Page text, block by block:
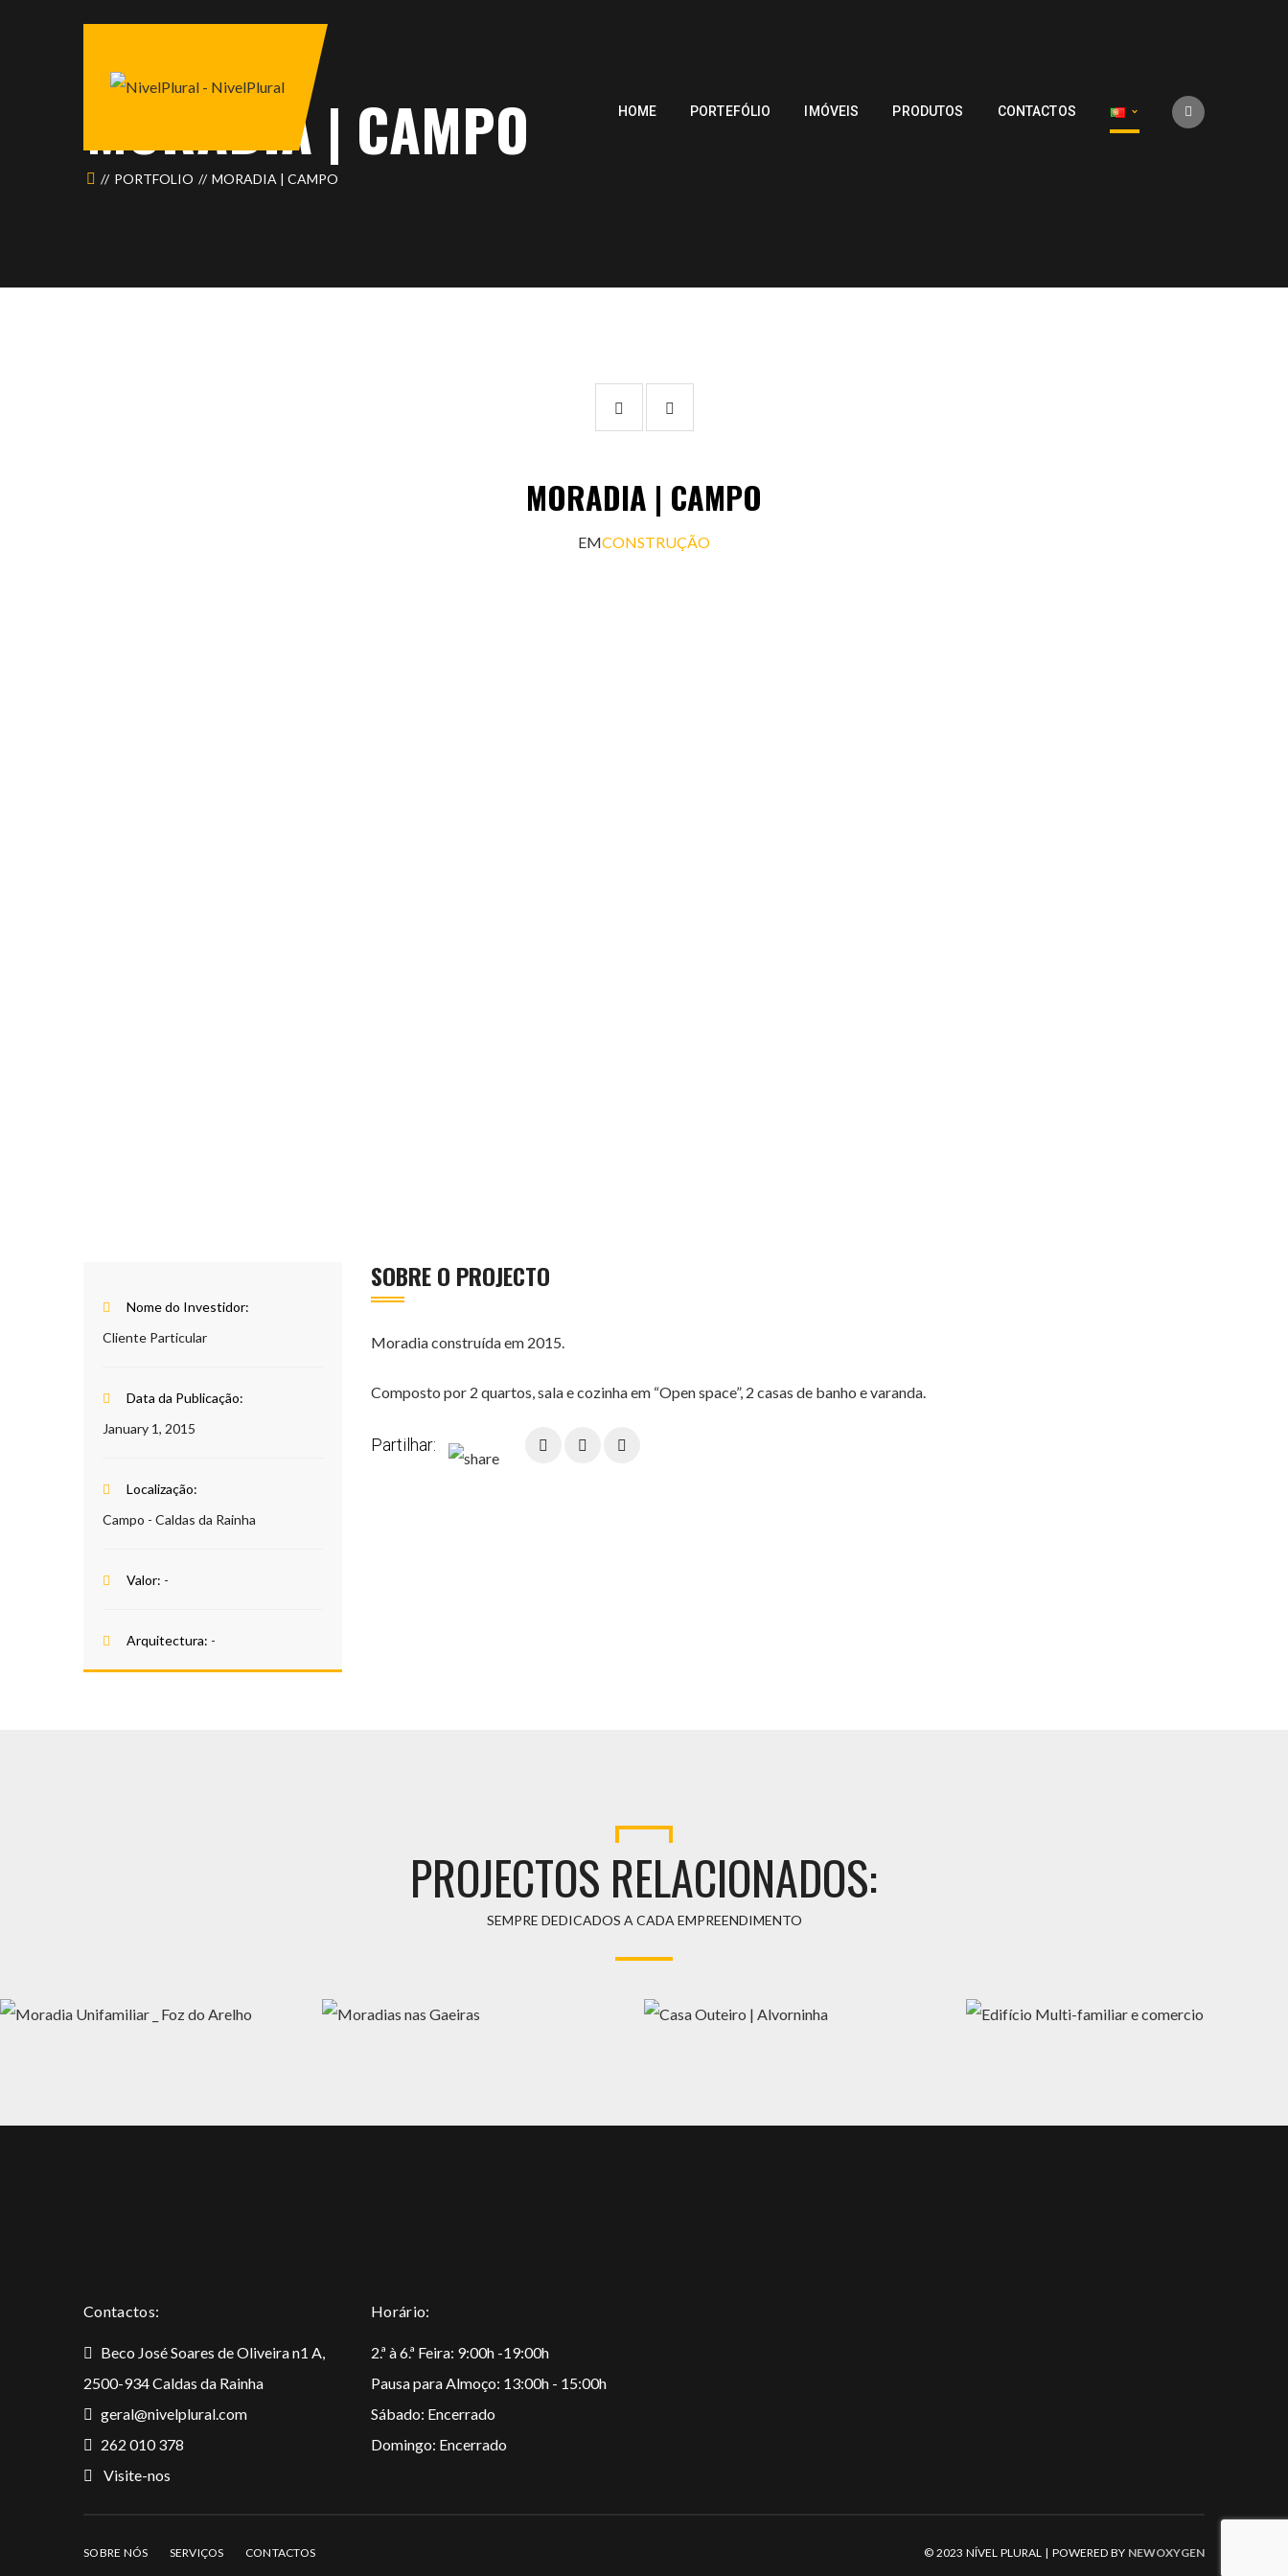
HOME PORTEFÓLIO IMÓVEIS PRODUTOS CONTACTOS
MORADIA | CAMPO
PORTFOLIO MORADIA | CAMPO
MORADIA | CAMPO
EMCONSTRUÇÃO
Nome do Investidor:
Cliente Particular
Data da Publicação:
January 1, 2015
Localização:
Campo - Caldas da Rainha
Valor: -
Arquitectura: -
SOBRE O PROJECTO
Moradia construída em 2015.
Composto por 2 quartos, sala e cozinha em “Open space”, 2 casas de banho e varanda.
Partilhar:
PROJECTOS RELACIONADOS:
SEMPRE DEDICADOS A CADA EMPREENDIMENTO
Contactos:
Beco José Soares de Oliveira n1 A,
2500-934 Caldas da Rainha
geral@nivelplural.com
262 010 378
Visite-nos
Horário:
2.ª à 6.ª Feira: 9:00h -19:00h
Pausa para Almoço: 13:00h - 15:00h
Sábado: Encerrado
Domingo: Encerrado
SOBRE NÓS SERVIÇOS CONTACTOS © 2023 NÍVEL PLURAL | POWERED BY NEWOXYGEN